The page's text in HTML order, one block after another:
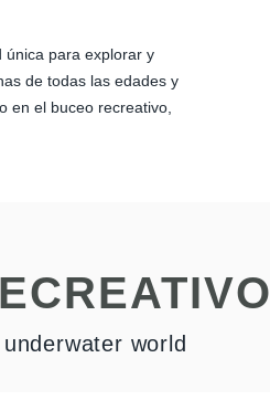
única para explorar y
de todas las edades y
en el buceo recreativo,
world